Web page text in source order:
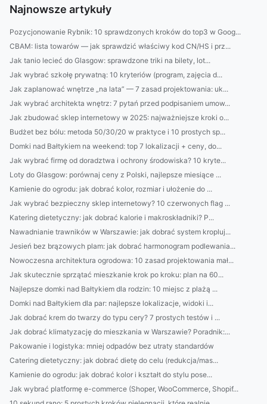
Najnowsze artykuły
Pozycjonowanie Rybnik: 10 sprawdzonych kroków do top3 w Goog...
CBAM: lista towarów — jak sprawdzić właściwy kod CN/HS i prz...
Jak tanio lecieć do Glasgow: sprawdzone triki na bilety, lot...
Jak wybrać szkołę prywatną: 10 kryteriów (program, zajęcia d...
Jak zaplanować wnętrze „na lata” — 7 zasad projektowania: uk...
Jak wybrać architekta wnętrz: 7 pytań przed podpisaniem umow...
Jak zbudować sklep internetowy w 2025: najważniejsze kroki o...
Budżet bez bólu: metoda 50/30/20 w praktyce i 10 prostych sp...
Domki nad Bałtykiem na weekend: top 7 lokalizacji + ceny, do...
Jak wybrać firmę od doradztwa i ochrony środowiska? 10 kryte...
Loty do Glasgow: porównaj ceny z Polski, najlepsze miesiące ...
Kamienie do ogrodu: jak dobrać kolor, rozmiar i ułożenie do ...
Jak wybrać bezpieczny sklep internetowy? 10 czerwonych flag ...
Katering dietetyczny: jak dobrać kalorie i makroskładniki? P...
Nawadnianie trawników w Warszawie: jak dobrać system kropluj...
Jesień bez brązowych plam: jak dobrać harmonogram podlewania...
Nowoczesna architektura ogrodowa: 10 zasad projektowania mał...
Jak skutecznie sprzątać mieszkanie krok po kroku: plan na 60...
Najlepsze domki nad Bałtykiem dla rodzin: 10 miejsc z plażą ...
Domki nad Bałtykiem dla par: najlepsze lokalizacje, widoki i...
Jak dobrać krem do twarzy do typu cery? 7 prostych testów i ...
Jak dobrać klimatyzację do mieszkania w Warszawie? Poradnik:...
Pakowanie i logistyka: mniej odpadów bez utraty standardów
Catering dietetyczny: jak dobrać dietę do celu (redukcja/mas...
Kamienie do ogrodu: jak dobrać kolor i kształt do stylu pose...
Jak wybrać platformę e-commerce (Shoper, WooCommerce, Shopif...